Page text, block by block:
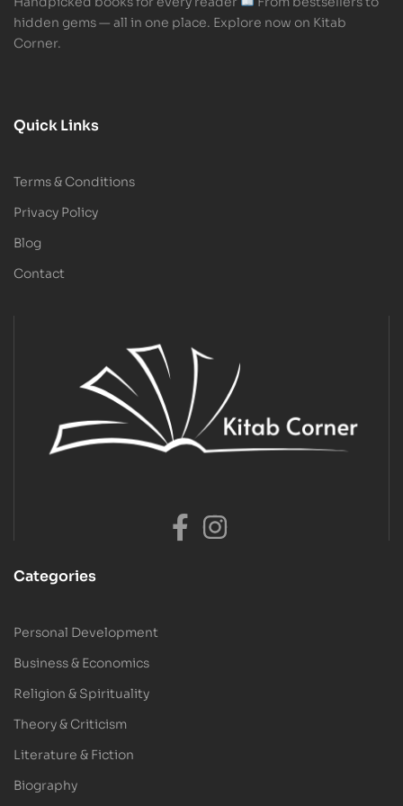
hidden gems — all in one place. Explore now on Kitab
Corner.
Quick Links
Terms & Conditions
Privacy Policy
Blog
Contact
Categories
Personal Development
Business & Economics
Religion & Spirituality
Theory & Criticism
Literature & Fiction
Biography